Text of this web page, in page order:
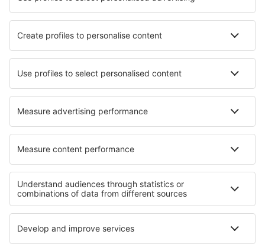
Hotels in Teano Hotels in Flers Hotels in Strenči
Hotels in Schwalbach am Taunus
Hotels in Zwitserland Hotels in Sankt Moritz
Hotels in Lahemaa National Park
Hotels op de Zuidelijke peloponnesos
Hotels in Hot Springs National Park